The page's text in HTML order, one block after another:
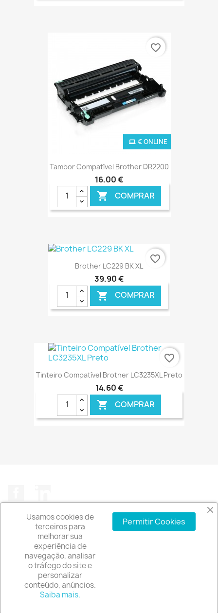
€ ONLINE
Tambor Compatível Brother DR2200
16,00 €
 COMPRAR
€ ONLINE
favorite_border
Brother LC229 BK XL
39,90 €
 COMPRAR
€ ONLINE
favorite_border
Tinteiro Compatível Brother LC3235XL Preto
14,60 €
 COMPRAR
favorite_border
A EMPRESA
INFORMAÇÃO DA LOJA
© 2026 - Software de comércio eletrónico por
Usamos cookies de
terceiros para
melhorar sua
experiência de
navegação, analisar
o tráfego do site e
personalizar
conteúdo, anúncios.
Saiba mais.
Permitir Cookies